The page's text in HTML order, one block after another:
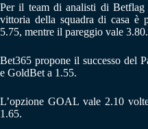
Per il team di analisti di Betflag
vittoria della squadra di casa è
5.75, mentre il pareggio vale 3.80.
Bet365 propone il successo del
e GoldBet a 1.55.
L’opzione GOAL vale 2.10
1.65.